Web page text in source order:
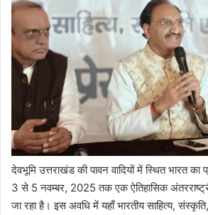
l
देवभूमि उत्तराखंड की पावन वादियों में स्थित भारत
3 से 5 नवम्बर, 2025 तक एक ऐतिहासिक
जा रहा है। इस अवधि में यहाँ भारतीय साहित्य,